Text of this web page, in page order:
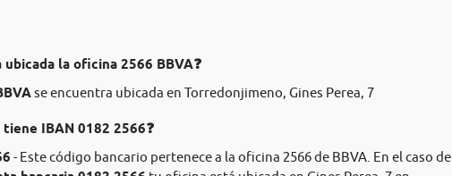
ubicada la oficina 2566 BBVA❓
se encuentra ubicada en Torredonjimeno, Gines Perea, 7
tiene IBAN 0182 2566❓
- Este código bancario pertenece a la oficina 2566 de BBVA. En el caso de